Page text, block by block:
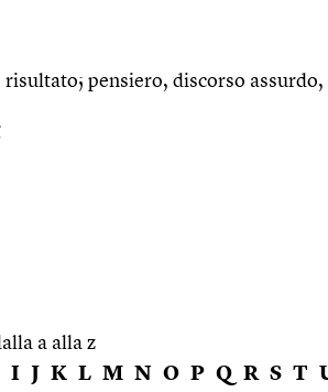
pensiero, discorso assurdo,
a alla z
I J K L M N O P Q R S T